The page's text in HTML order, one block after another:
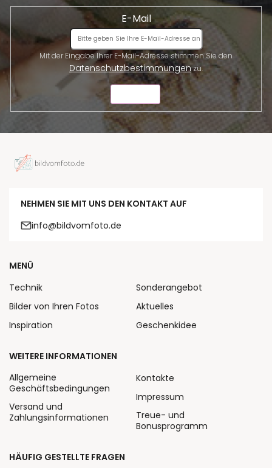
E-Mail
Datenschutzbestimmungenzu.
NEHMEN SIE MIT UNS DEN KONTAKT AUF
info@bildvomfoto.de
MENÜ
Technik
Bilder von Ihren Fotos
Inspiration
Sonderangebot
Aktuelles
Geschenkidee
WEITERE INFORMATIONEN
Allgemeine
Geschäftsbedingungen
Versand und
Zahlungsinformationen
Kontakte
Impressum
Treue- und
Bonusprogramm
HÄUFIG GESTELLTE FRAGEN